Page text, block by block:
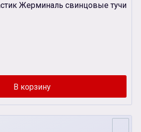
Жерминаль свинцовые тучи